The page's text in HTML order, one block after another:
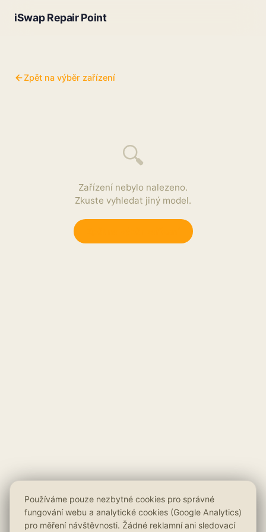
iSwap Repair Point
Zpět na výběr zařízení
🔍
Zařízení nebylo nalezeno.
Zkuste vyhledat jiný model.
Používáme pouze nezbytné cookies pro správné
fungování webu a analytické cookies (Google Analytics)
pro měření návštěvnosti. Žádné reklamní ani sledovací